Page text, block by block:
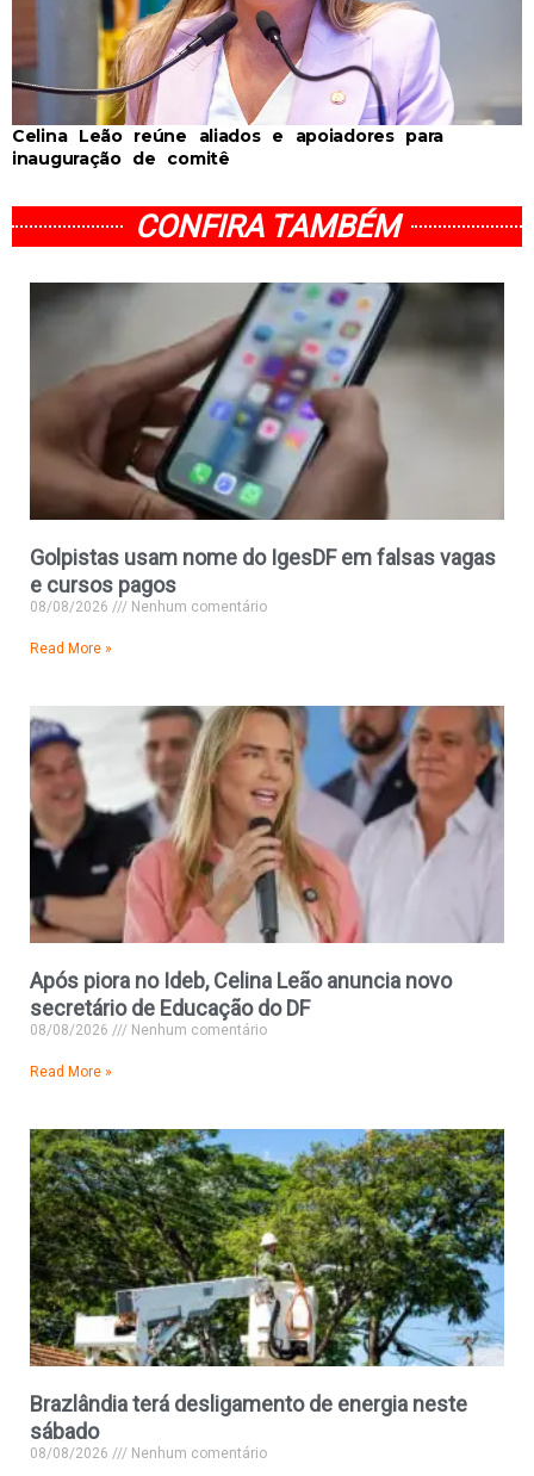
Celina Leão reúne aliados e apoiadores para
inauguração de comitê
CONFIRA TAMBÉM
Golpistas usam nome do IgesDF em falsas vagas
e cursos pagos
08/08/2026 Nenhum comentário
Read More »
Após piora no Ideb, Celina Leão anuncia novo
secretário de Educação do DF
08/08/2026 Nenhum comentário
Read More »
Brazlândia terá desligamento de energia neste
sábado
08/08/2026 Nenhum comentário